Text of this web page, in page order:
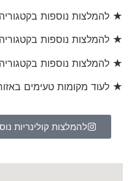
★ להמלצות נוספות בקטגוריה
★ להמלצות נוספות בקטגוריה
★ להמלצות נוספות בקטגוריה
★ לעוד מקומות טעימים
להמלצות קולינריות